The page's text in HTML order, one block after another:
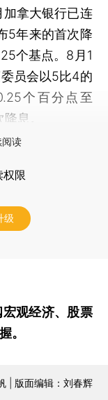
拿大银行已连
5年来的首次降
个基点。8月1
员会以5比4的
个百分点至
息。
阅读
权限
级
宏观经济、股票
。
| 版面编辑：刘春辉